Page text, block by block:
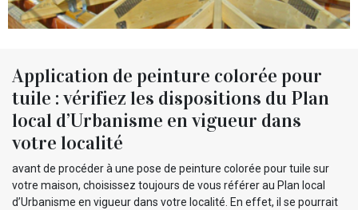
Application de peinture colorée pour
tuile : vérifiez les dispositions du Plan
local d’Urbanisme en vigueur dans
votre localité
avant de procéder à une pose de peinture colorée pour tuile sur
votre maison, choisissez toujours de vous référer au Plan local
d’Urbanisme en vigueur dans votre localité. En effet, il se pourrait